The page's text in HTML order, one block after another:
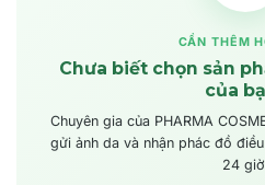
CẦN THÊM
Chưa biết chọn sản
của
Chuyên gia của PHARMA
gửi ảnh da và nhận phác đồ
24